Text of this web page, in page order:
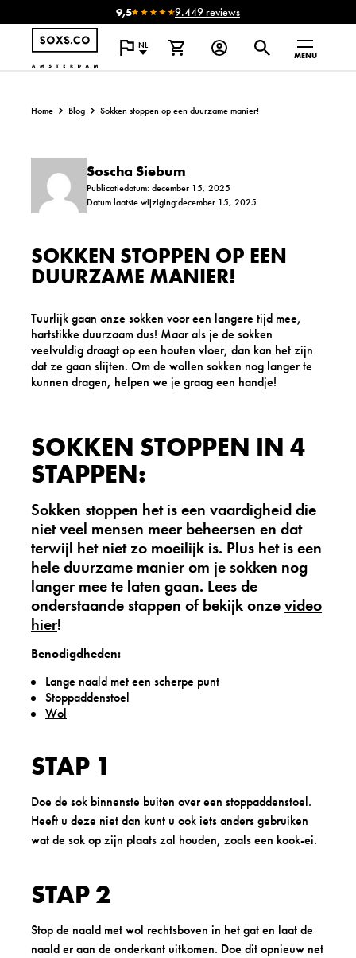
9,5 9.449 reviews
NL
MENU
Home Blog Sokken stoppen op een duurzame manier!
Soscha Siebum
Publicatiedatum: december 15, 2025
Datum laatste wijziging:december 15, 2025
SOKKEN STOPPEN OP EEN
DUURZAME MANIER!
Tuurlijk gaan onze sokken voor een langere tijd mee,
hartstikke duurzaam dus! Maar als je de sokken
veelvuldig draagt op een houten vloer, dan kan het zijn
dat ze gaan slijten. Om de wollen sokken nog langer te
kunnen dragen, helpen we je graag een handje!
SOKKEN STOPPEN IN 4
STAPPEN:
Sokken stoppen het is een vaardigheid die
niet veel mensen meer beheersen en dat
terwijl het niet zo moeilijk is. Plus het is een
hele duurzame manier om je sokken nog
langer mee te laten gaan. Lees de
onderstaande stappen of bekijk onzevideo
hier!
Benodigdheden:
Lange naald met een scherpe punt
Stoppaddenstoel
Wol
STAP 1
Doe de sok binnenste buiten over een stoppaddenstoel.
Heeft u deze niet dan kunt u ook iets anders gebruiken
wat de sok op zijn plaats zal houden, zoals een kook-ei.
STAP 2
Stop de naald met wol rechtsboven in het gat en laat de
naald er aan de onderkant uitkomen. Doe dit opnieuw net